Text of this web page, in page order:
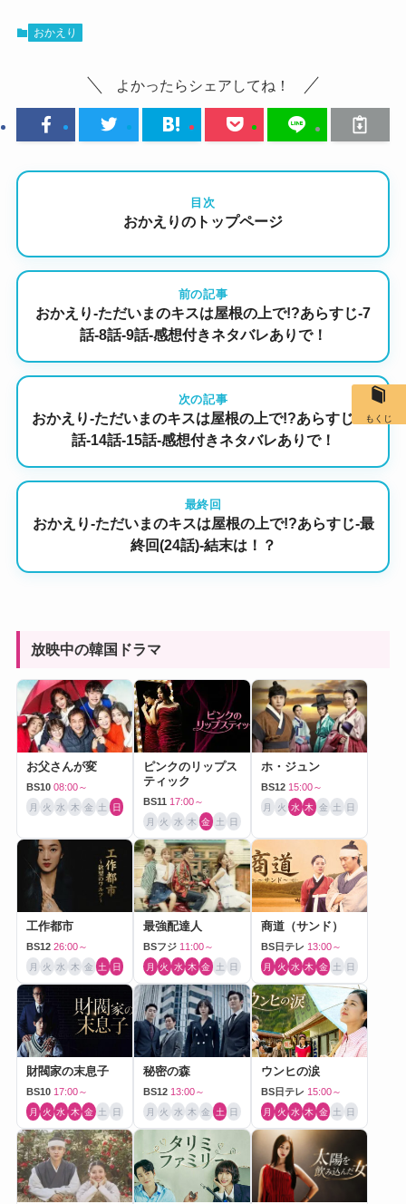
おかえり
よかったらシェアしてね！
目次
おかえりのトップページ
前の記事
おかえり-ただいまのキスは屋根の上で!?あらすじ-7
話-8話-9話-感想付きネタバレありで！
次の記事
おかえり-ただいまのキスは屋根の上で!?あらすじ-13
話-14話-15話-感想付きネタバレありで！
最終回
おかえり-ただいまのキスは屋根の上で!?あらすじ-最
終回(24話)-結末は！？
放映中の韓国ドラマ
お父さんが変
BS10 08:00～
月 火 水 木 金 土 日
ピンクのリップス
ティック
BS11 17:00～
月 火 水 木 金 土 日
ホ・ジュン
BS12 15:00～
月 火 水 木 金 土 日
工作都市
BS12 26:00～
月 火 水 木 金 土 日
最強配達人
BSフジ 11:00～
月 火 水 木 金 土 日
商道（サンド）
BS日テレ 13:00～
月 火 水 木 金 土 日
財閥家の末息子
BS10 17:00～
月 火 水 木 金 土 日
秘密の森
BS12 13:00～
月 火 水 木 金 土 日
ウンヒの涙
BS日テレ 15:00～
月 火 水 木 金 土 日
もくじ